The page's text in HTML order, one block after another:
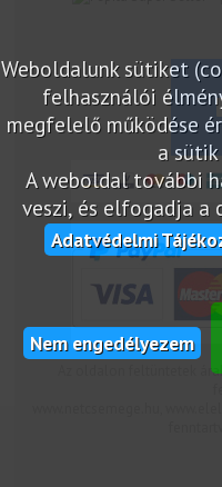
Weboldalunk sütiket
felhasználói
megfelelő működése
a
A weboldal további
veszi, és elfogadja a
Adatvédelmi
Nem engedélyezem
Az oldalon feltüntetek